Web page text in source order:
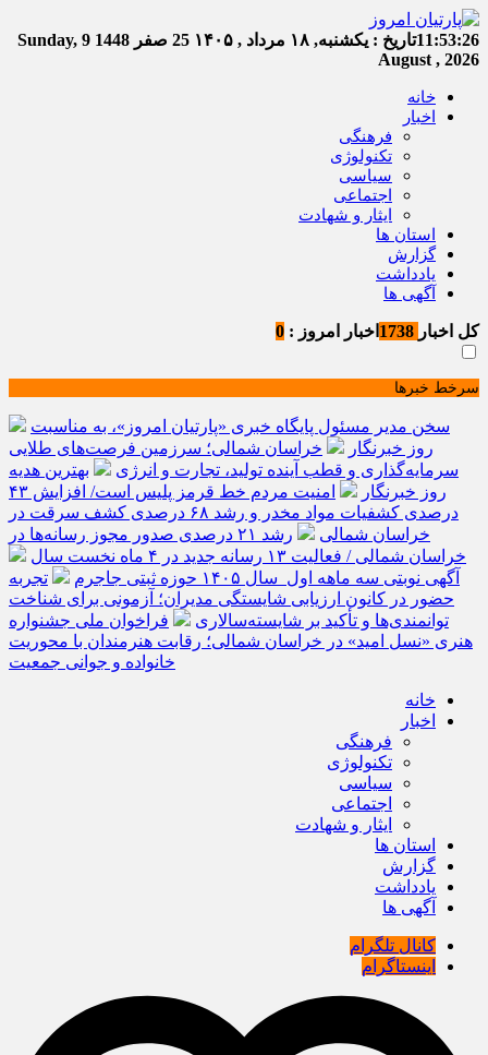
11:53:26تاریخ : یکشنبه, ۱۸ مرداد , ۱۴۰۵ 25 صفر 1448
Sunday, 9
August , 2026
خانه
اخبار
فرهنگی
تکنولوژی
سیاسی
اجتماعی
ایثار و شهادت
استان ها
گزارش
یادداشت
آگهی ها
کل اخبار اخبار امروز : 0
سرخط خبرها
سخن مدیر مسئول پایگاه خبری «پارتیان امروز»، به مناسبت
روز خبرنگار
خراسان شمالی؛ سرزمین فرصت‌های طلایی
سرمایه‌گذاری و قطب آینده تولید، تجارت و انرژی
بهترین هدیه
روز خبرنگار
امنیت مردم خط قرمز پلیس است/ افزایش ۴۳
درصدی کشفیات مواد مخدر و رشد ۶۸ درصدی کشف سرقت در
خراسان شمالی
رشد ۲۱ درصدی صدور مجوز رسانه‌ها در
خراسان شمالی / فعالیت ۱۳ رسانه جدید در ۴ ماه نخست سال
آگهی نوبتی سه ماهه اول سال ۱۴۰۵ حوزه ثبتی جاجرم
تجربه
حضور در کانون ارزیابی شایستگی مدیران؛ آزمونی برای شناخت
توانمندی‌ها و تأکید بر شایسته‌سالاری
فراخوان ملی جشنواره
هنری «نسل امید» در خراسان شمالی؛ رقابت هنرمندان با محوریت
خانواده و جوانی جمعیت
خانه
اخبار
فرهنگی
تکنولوژی
سیاسی
اجتماعی
ایثار و شهادت
استان ها
گزارش
یادداشت
آگهی ها
کانال تلگرام
اینستاگرام